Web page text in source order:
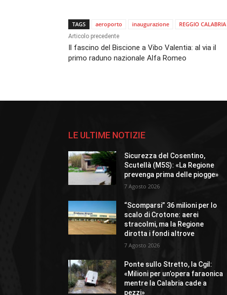
TAGS aeroporto inaugurazione REGGIO CALABRIA
Articolo precedente
Il fascino del Biscione a Vibo Valentia: al via il
primo raduno nazionale Alfa Romeo
LE ULTIME NOTIZIE
Sicurezza del Cosentino,
Scutellà (M5S): «La Regione
prevenga prima delle piogge»
7 Agosto 2026
“Scomparsi” 36 milioni per lo
scalo di Crotone: aerei
stracolmi, ma la Regione
dirotta i fondi altrove
7 Agosto 2026
Ponte sullo Stretto, la Cgil:
«Milioni per un’opera faraonica
mentre la Calabria cade a
pezzi»